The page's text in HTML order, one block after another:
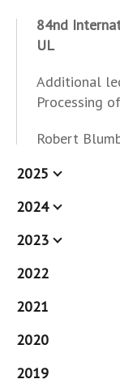
84nd
UL
Additional
Processing
Robert
2025
2024
2023
2022
2021
2020
2019